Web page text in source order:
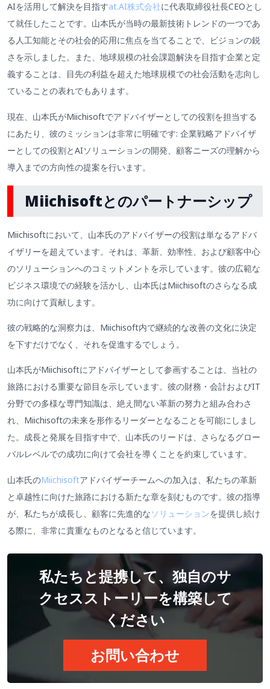
AIを活用して解決を目指すat.AI株式会社に代表取締役社長CEOとし
て就任したことです。山本氏が当時の最新技術トレンドの一つであ
る人工知能とその社会的応用に焦点を当てることで、ビジョンの鋭
さを示しました。また、地球規模の社会課題解決を目指す企業と定
義することは、目先の利益を超えた地球規模での社会活動を志向し
ていることの表れでもあります。
現在、山本氏がMiichisoftでアドバイザーとしての役割を担当する
にあたり、彼のミッションは非常に明確です: 企業戦略アドバイザ
ーとしての役割とAIソリューションの開発、顧客ニーズの理解から
導入までの方向性の提案を行います。
Miichisoftとのパートナーシップ
Miichisoftにおいて、山本氏のアドバイザーの役割は単なるアドバ
イザリーを超えています。それは、革新、効率性、および顧客中心
のソリューションへのコミットメントを示しています。彼の広範な
ビジネス環境での経験を活かし、山本氏はMiichisoftのさらなる成
功に向けて貢献します。
彼の戦略的な洞察力は、Miichisoft内で継続的な改善の文化に決定
を下すだけでなく、それを促進するでしょう。
山本氏がMiichisoftにアドバイザーとして参画することは、当社の
旅路における重要な節目を示しています。彼の財務・会計およびIT
分野での多様な専門知識は、絶え間ない革新の努力と組み合わさ
れ、Miichisoftの未来を形作るリーダーとなることを可能にしまし
た。成長と発展を目指す中で、山本氏のリードは、さらなるグロー
バルレベルでの成功に向けて会社を導くことを約束しています。
山本氏のMiichisoftアドバイザーチームへの加入は、私たちの革新
と卓越性に向けた旅路における新たな章を刻むものです。彼の指導
が、私たちが成長し、顧客に先進的なソリューションを提供し続け
る際に、非常に貴重なものとなると信じています。
私たちと提携して、独自のサ
クセスストーリーを構築して
ください
お問い合わせ